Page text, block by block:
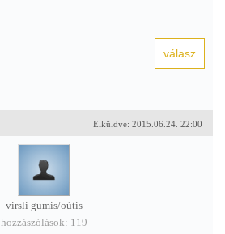
Elküldve: 2015.06.24. 22:00
virsli gumis/oútis
hozzászólások: 119